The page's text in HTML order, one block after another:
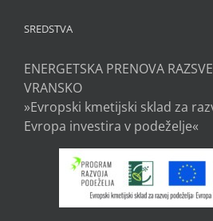
SREDSTVA
ENERGETSKA PRENOVA
VRANSKO
»Evropski kmetijski sklad za
Evropa investira v podeželje«